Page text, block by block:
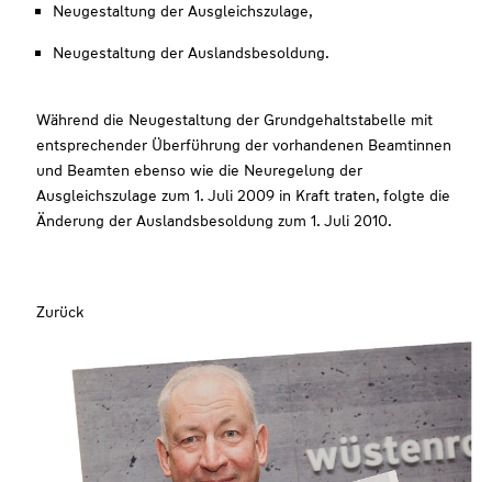
Neugestaltung der Ausgleichszulage,
Neugestaltung der Auslandsbesoldung.
Während die Neugestaltung der Grundgehaltstabelle mit
entsprechender Überführung der vorhandenen Beamtinnen
und Beamten ebenso wie die Neuregelung der
Ausgleichszulage zum 1. Juli 2009 in Kraft traten, folgte die
Änderung der Auslandsbesoldung zum 1. Juli 2010.
Zurück